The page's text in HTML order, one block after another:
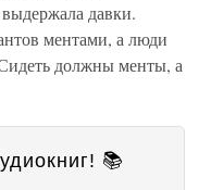
давки.
ментами, а люди
должны менты, а
📚